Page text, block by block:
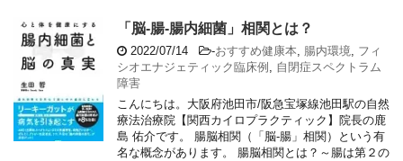
「脳-腸-腸内細菌」相関とは？
2022/07/14 -おすすめ健康本, 腸内環境, フィ
シオエナジェティック臨床例 , 自閉症スペクトラム
障害
こんにちは。大阪府池田市/阪急宝塚線池田駅の自然
療法治療院【関西カイロプラクティック】院長の鹿
島 佑介です。 腸脳相関（「脳-腸」相関）という有
名な概念があります。 腸脳相関とは？～腸は第２の